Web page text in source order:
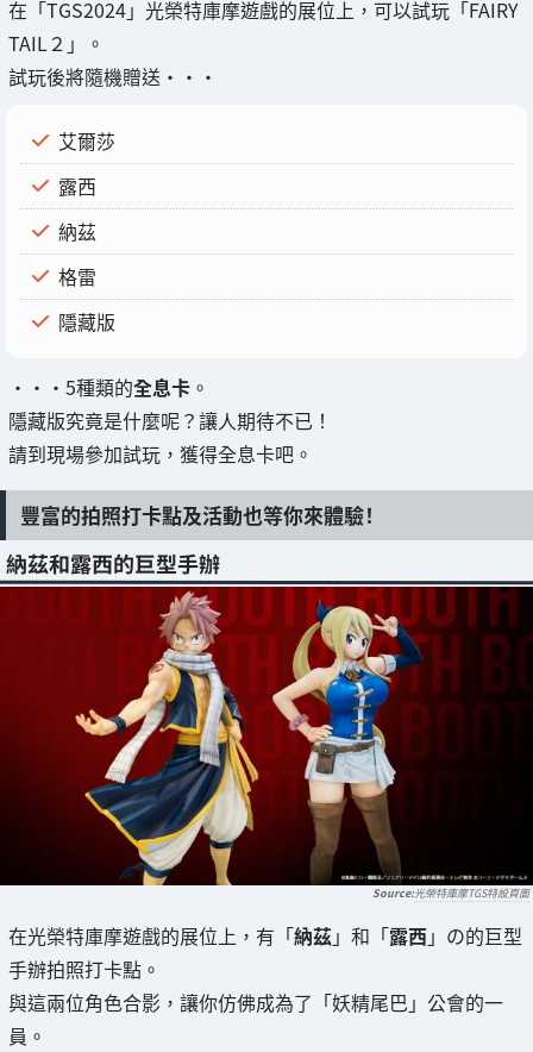
在「TGS2024」光榮特庫摩遊戲的展位上，可以試玩「FAIRY
TAIL２」。
試玩後將隨機贈送・・・
艾爾莎
露西
納茲
格雷
隱藏版
・・・5種類的全息卡 。
隱藏版究竟是什麼呢？讓人期待不已！
請到現場參加試玩，獲得全息卡吧。
豐富的拍照打卡點及活動也等你來體驗！
納茲和露西的巨型手辦
光榮特庫摩TGS特設頁面
在光榮特庫摩遊戲的展位上，有「納茲 」和「露西」の的巨型
手辦拍照打卡點。
與這兩位角色合影，讓你仿佛成為了「妖精尾巴」公會的一
員。